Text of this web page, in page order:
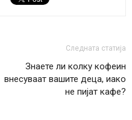
Следната статија
Знаете ли колку кофеин
внесуваат вашите деца, иако
не пијат кафе?